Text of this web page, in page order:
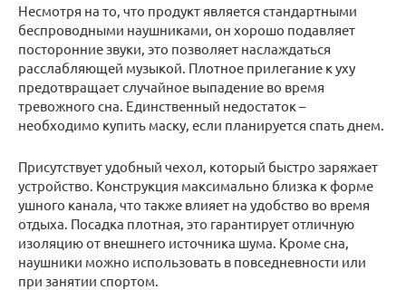
Несмотря на то, что продукт является стандартными
беспроводными наушниками, он хорошо подавляет
посторонние звуки, это позволяет наслаждаться
расслабляющей музыкой. Плотное прилегание к уху
предотвращает случайное выпадение во время
тревожного сна. Единственный недостаток –
необходимо купить маску, если планируется спать днем.
Присутствует удобный чехол, который быстро заряжает
устройство. Конструкция максимально близка к форме
ушного канала, что также влияет на удобство во время
отдыха. Посадка плотная, это гарантирует отличную
изоляцию от внешнего источника шума. Кроме сна,
наушники можно использовать в повседневности или
при занятии спортом.